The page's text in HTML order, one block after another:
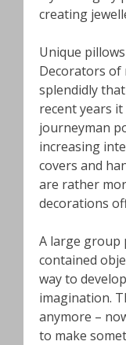
creating
Unique
Decorators of
splendidly
recent years
journeyman
increasing
covers and
are rather
decorations
A large group
contained
way to
imagination.
anymore –
to make